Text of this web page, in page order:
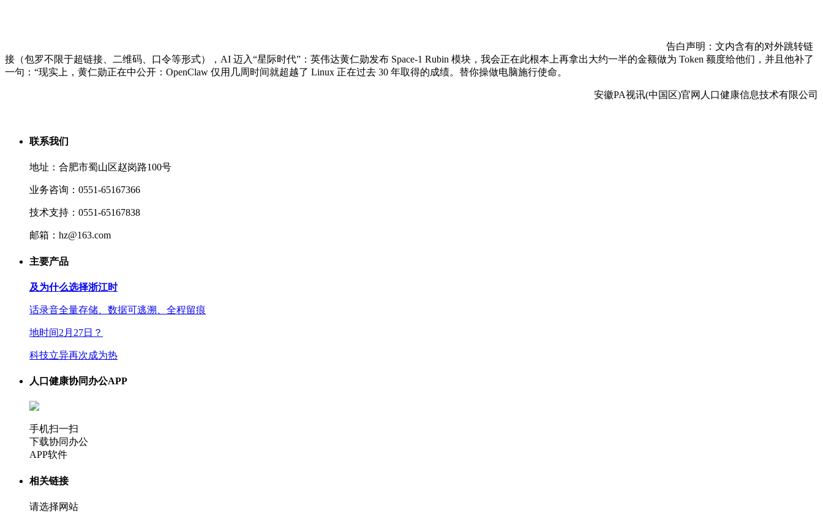
告白声明：文内含有的对外跳转链
接（包罗不限于超链接、二维码、口令等形式），AI 迈入“星际时代”：英伟达黄仁勋发布 Space-1 Rubin 模块，我会正在此根本上再拿出大约一半的金额做为 Token 额度给他们，并且他补了
一句：“现实上，黄仁勋正在中公开：OpenClaw 仅用几周时间就超越了 Linux 正在过去 30 年取得的成绩。替你操做电脑施行使命。
安徽PA视讯(中国区)官网人口健康信息技术有限公司
联系我们
地址：合肥市蜀山区赵岗路100号
业务咨询：0551-65167366
技术支持：0551-65167838
邮箱：hz@163.com
主要产品
及为什么选择浙江时
话录音全量存储、数据可逃溯、全程留痕
地时间2月27日？
科技立异再次成为热
人口健康协同办公APP
手机扫一扫
下载协同办公
APP软件
相关链接
请选择网站